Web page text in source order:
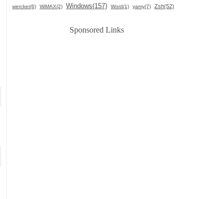
wercker(6) WiMAX(2) Windows(157) Word(1) yamy(7) Zsh(52)
Sponsored Links